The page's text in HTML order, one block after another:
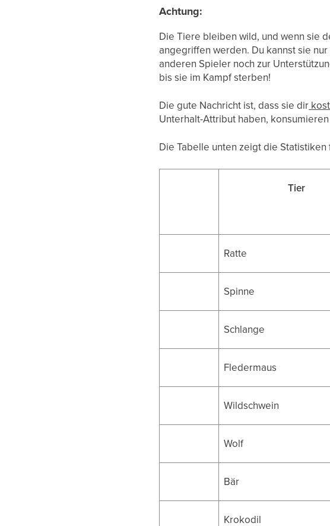
Achtung:
Die Tiere bleiben wild, und wenn sie
angegriffen werden. Du kannst sie
anderen Spieler noch zur
bis sie im Kampf sterben!
Die gute Nachricht ist, dass sie dir
Unterhalt-Attribut haben,
Die Tabelle unten zeigt die
Tier
Ratte
Spinne
Schlange
Fledermaus
Wildschwein
Wolf
Bär
Krokodil